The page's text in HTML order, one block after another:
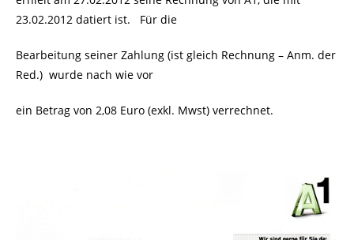
23.02.2012 datiert ist. Für die
Bearbeitung seiner Zahlung (ist gleich Rechnung – Anm. der
Red.) wurde nach wie vor
ein Betrag von 2,08 Euro (exkl. Mwst) verrechnet.